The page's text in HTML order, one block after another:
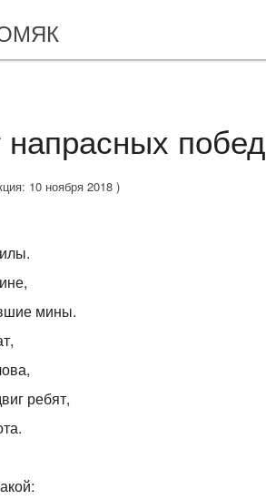
побед
10 ноября 2018 )
мины.
ребят,